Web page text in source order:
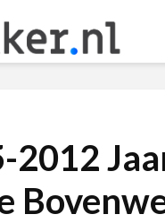
2012